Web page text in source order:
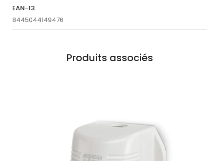
EAN-13
8445044149476
Produits associés